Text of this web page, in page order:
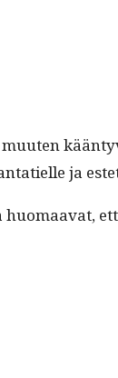
muuten
ja
huo­maa­vat,